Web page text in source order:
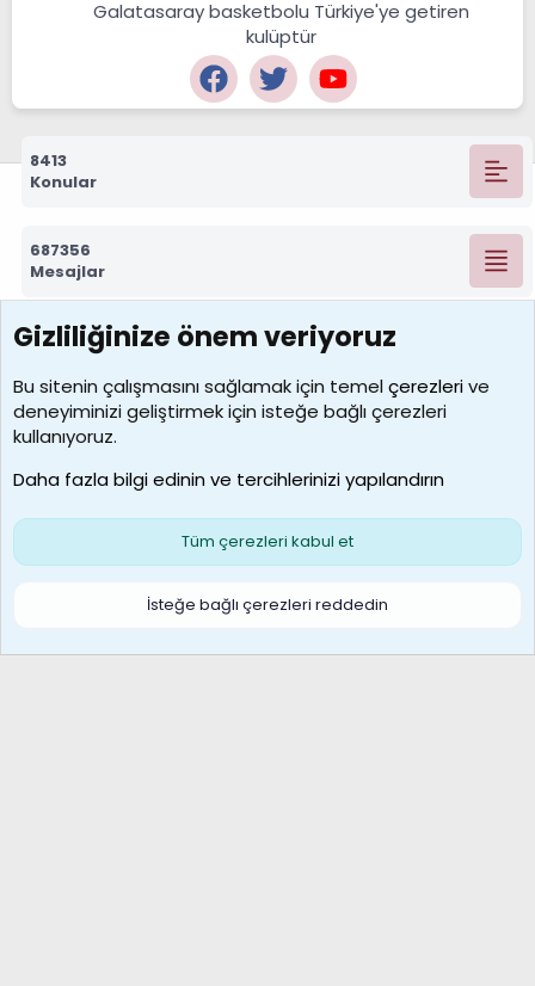
Galatasaray basketbolu Türkiye'ye getiren
kulüptür
8413
Konular
687356
Mesajlar
7392
Kullanıcılar
MosesBrownHayranı
Son üye
Çerezler
S
Gizliliğinize önem veriyoruz
Bu sitenin çalışmasını sağlamak için temelçerezlerive
deneyiminizi geliştirmek için isteğe bağlı çerezleri
kullanıyoruz.
Daha fazla bilgi edinin ve tercihlerinizi yapılandırın
Tüm çerezleri kabul et
İsteğe bağlı çerezleri reddedin